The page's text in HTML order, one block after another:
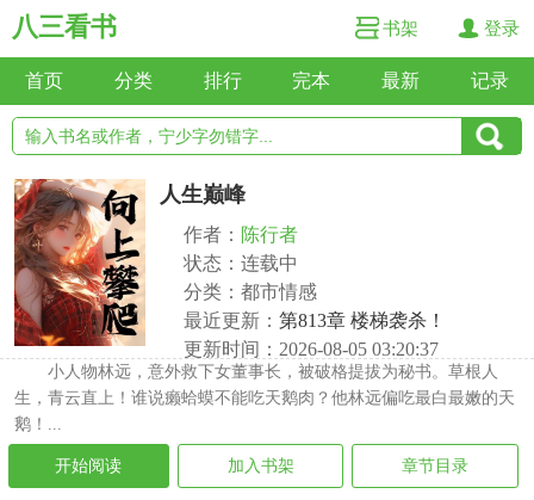
八三看书 书架 登录
首页 分类 排行 完本 最新 记录
人生巅峰
作者： 陈行者
状态：连载中
分类：都市情感
最近更新： 第813章 楼梯袭杀！
更新时间：2026-08-05 03:20:37
小人物林远，意外救下女董事长，被破格提拔为秘书。草根人
生，青云直上！谁说癞蛤蟆不能吃天鹅肉？他林远偏吃最白最嫩的天
鹅！...
开始阅读 加入书架 章节目录